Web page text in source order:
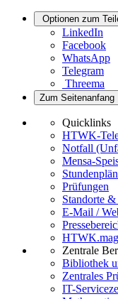
Optionen zum
LinkedIn
Facebook
WhatsApp
Telegram
Threema
Zum Seitenanfang
Quicklinks
HTWK-
Notfall
Mensa-
Prüfungen
Standorte
E-Mail /
Zentrale
Bibliothek
Zentrales
IT-